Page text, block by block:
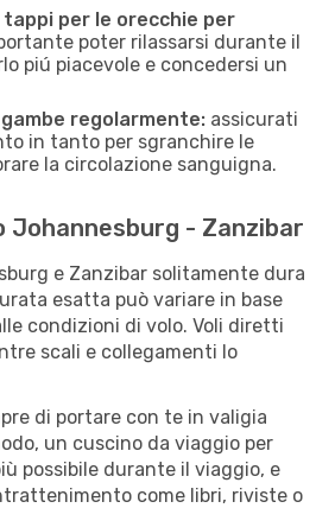
tappi per le orecchie per
poter rilassarsi durante il
piú piacevole e concedersi un
regolarmente: assicurati
in tanto per sgranchire le
la circolazione sanguigna.
Johannesburg - Zanzibar
e Zanzibar solitamente dura
esatta può variare in base
condizioni di volo. Voli diretti
scali e collegamenti lo
di portare con te in valigia
un cuscino da viaggio per
possibile durante il viaggio, e
come libri, riviste o